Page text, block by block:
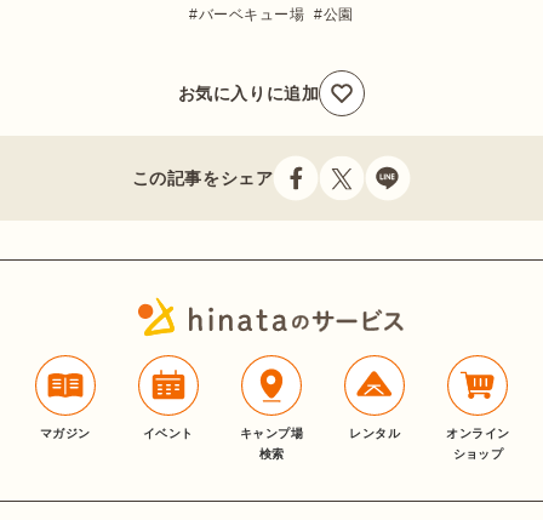
バーベキュー場 公園
お気に入りに追加
この記事をシェア
マガジン イベント
キャンプ場
検索
レンタル
オンライン
ショップ